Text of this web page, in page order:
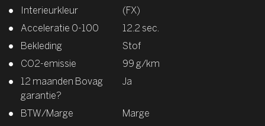
Interieurkleur
(FX)
Acceleratie 0-100
12.2 sec.
Bekleding
Stof
CO2-emissie
99 g/km
12 maanden Bovag
garantie?
Ja
BTW/Marge
Marge